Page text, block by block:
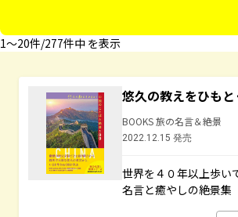
1〜20件/277件中 を表示
悠久の教えをひも
BOOKS 旅の名言＆絶景
2022.12.15 発売
世界を４０年以上歩い
名言と癒やしの絶景集